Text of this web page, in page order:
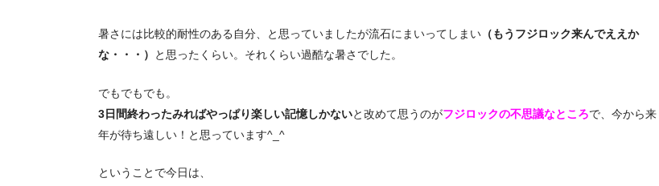
暑さには比較的耐性のある自分、と思っていましたが流石にまいってしまい （もうフジロック来んでええか
な・・・）
と思ったくらい。それくらい過酷な暑さでした。
でもでもでも。
3日間終わったみればやっぱり楽しい記憶しかないと改めて思うのがフジロックの不思議なところで、今から来
年が待ち遠しい！と思っています^_^
ということで今日は、